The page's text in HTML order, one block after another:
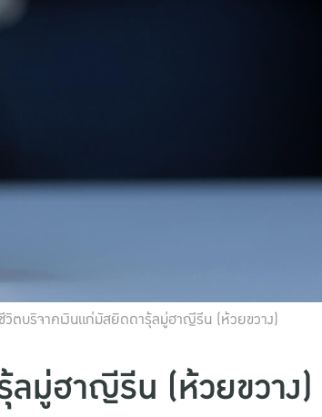
วิตบริจาคเงินแก่มัสยิดดารุ้ลมู่ฮาญีรีน (ห้วยขวาง)
ลมู่ฮาญีรีน (ห้วยขวาง)